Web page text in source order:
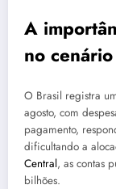
A
no
O Brasil registra
agosto, com
pagamento,
dificultando a
Central, as contas
bilhões.